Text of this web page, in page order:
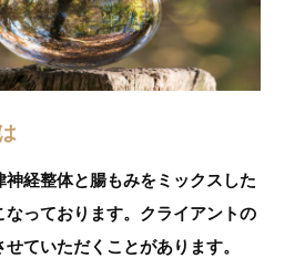
経整体と腸もみをミックスした
なっております。クライアントの
ていただくことがあります。